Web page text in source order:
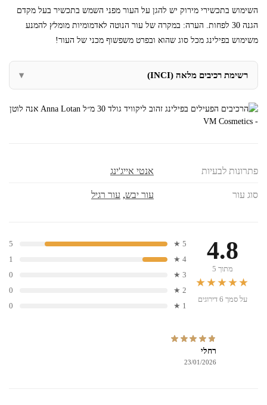
השימוש בתכשירי מירוק יש להגן על העור מפני השמש בתכשיר בעל מקדם
הגנה 30 לפחות. הערה: במקרה של עור הנוטה לאדמומיות מומלץ להמנע
משימוש בפילינג מכל סוג שהוא ובפרט משפשוף מכני של העור!
רשימת רכיבים מלאה (INCI)
פתרונות לבעיות אנטי אייג'ינג
סוג עור עור יבש, עור רגיל
4.8
מתוך 5
★★★★★
על סמך 6 דירוגים
5 ★
5
4 ★
1
3 ★
0
2 ★
0
1 ★
0
רחלי
23/01/2026